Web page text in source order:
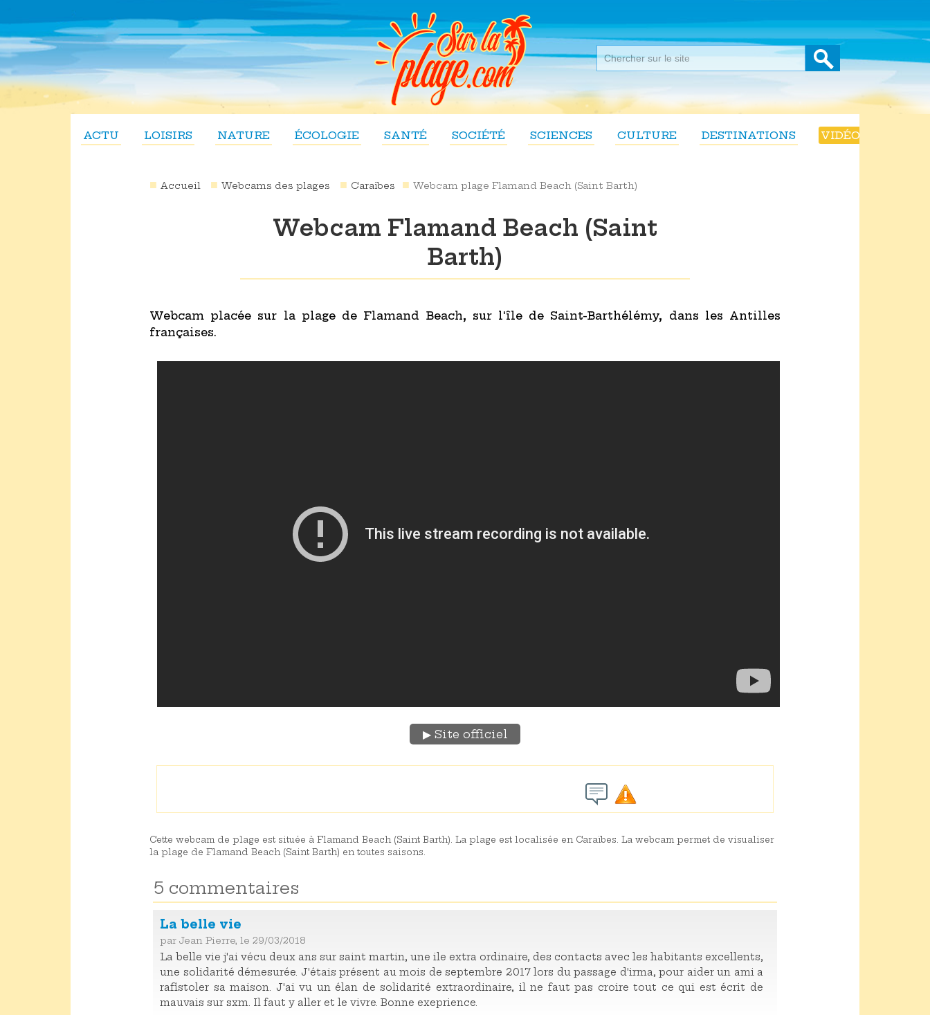
ACTU LOISIRS NATURE ÉCOLOGIE SANTÉ SOCIÉTÉ SCIENCES CULTURE DESTINATIONS VIDÉOS
Accueil Webcams des plages Caraïbes Webcam plage Flamand Beach (Saint Barth)
Webcam Flamand Beach (Saint
Barth)
Webcam placée sur la plage de Flamand Beach, sur l'île de Saint-Barthélémy, dans les Antilles
françaises.
Site officiel
Cette webcam de plage est située à Flamand Beach (Saint Barth). La plage est localisée en Caraïbes. La webcam permet de visualiser
la plage de Flamand Beach (Saint Barth) en toutes saisons.
5 commentaires
La belle vie
par Jean Pierre, le 29/03/2018
La belle vie j'ai vécu deux ans sur saint martin, une ile extra ordinaire, des contacts avec les habitants excellents,
une solidarité démesurée. J'étais présent au mois de septembre 2017 lors du passage d'irma, pour aider un ami a
rafistoler sa maison. J'ai vu un élan de solidarité extraordinaire, il ne faut pas croire tout ce qui est écrit de
mauvais sur sxm. Il faut y aller et le vivre. Bonne exeprience.